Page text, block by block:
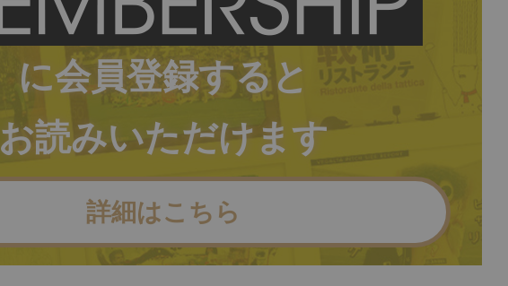
に会員登録すると
お読みいただけます
詳細はこちら